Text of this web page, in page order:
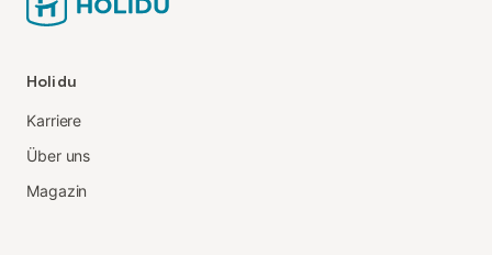
Holidu
Karriere
Über uns
Magazin